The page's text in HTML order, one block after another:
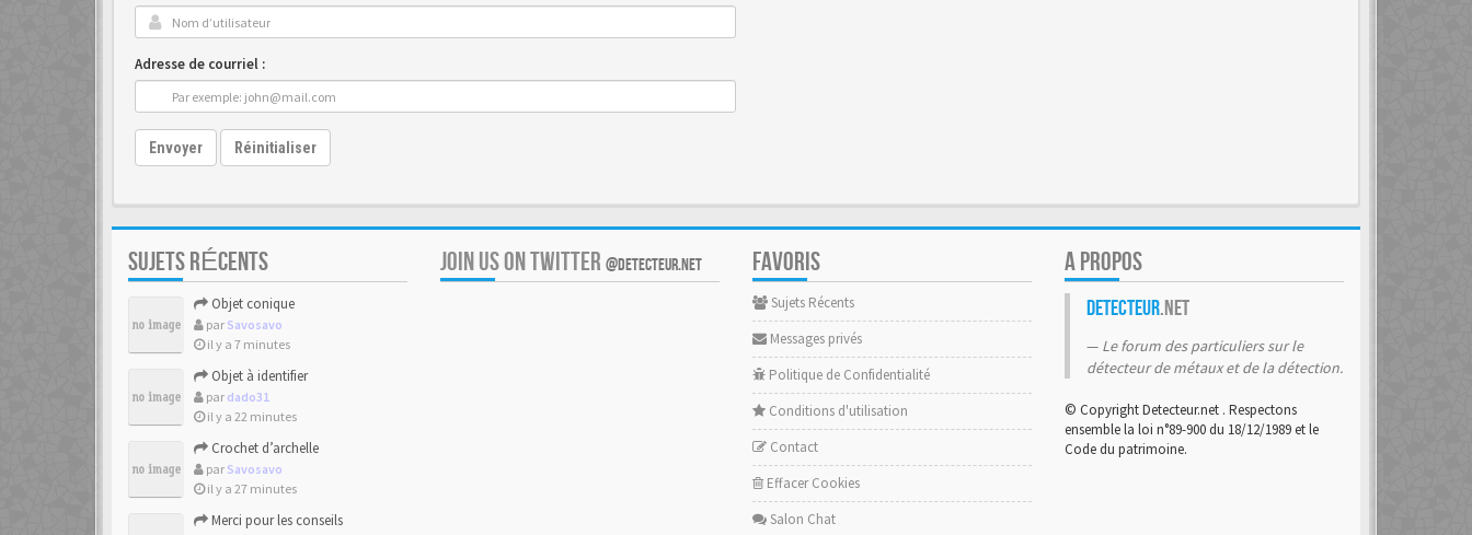
Adresse de courriel :
Envoyer Réinitialiser
SUJETS RÉCENTS
Objet conique
par Savosavo
il y a 7 minutes
Objet à identifier
par dado31
il y a 22 minutes
Crochet d’archelle
par Savosavo
il y a 27 minutes
Merci pour les conseils
JOIN US ON TWITTER @DETECTEUR.NET FAVORIS
Sujets Récents
Messages privés
Politique de Confidentialité
Conditions d'utilisation
Contact
Effacer Cookies
Salon Chat
A PROPOS
Detecteur.net
Le forum des particuliers sur le
détecteur de métaux et de la détection.
© Copyright Detecteur.net . Respectons
ensemble la loi n°89-900 du 18/12/1989 et le
Code du patrimoine.